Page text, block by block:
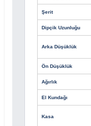
Şerit
Dipçik Uzunluğu
Arka Düşüklük
Ön Düşüklük
Ağırlık
El Kundağı
Kasa